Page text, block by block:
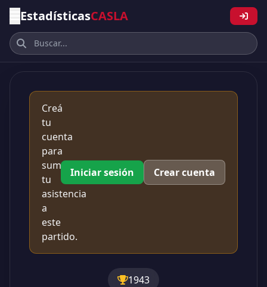
EstadísticasCASLA
Creá
tu
cuenta
para
sumar
tu
asistencia
a
este
partido.
Iniciar sesión Crear cuenta
1943